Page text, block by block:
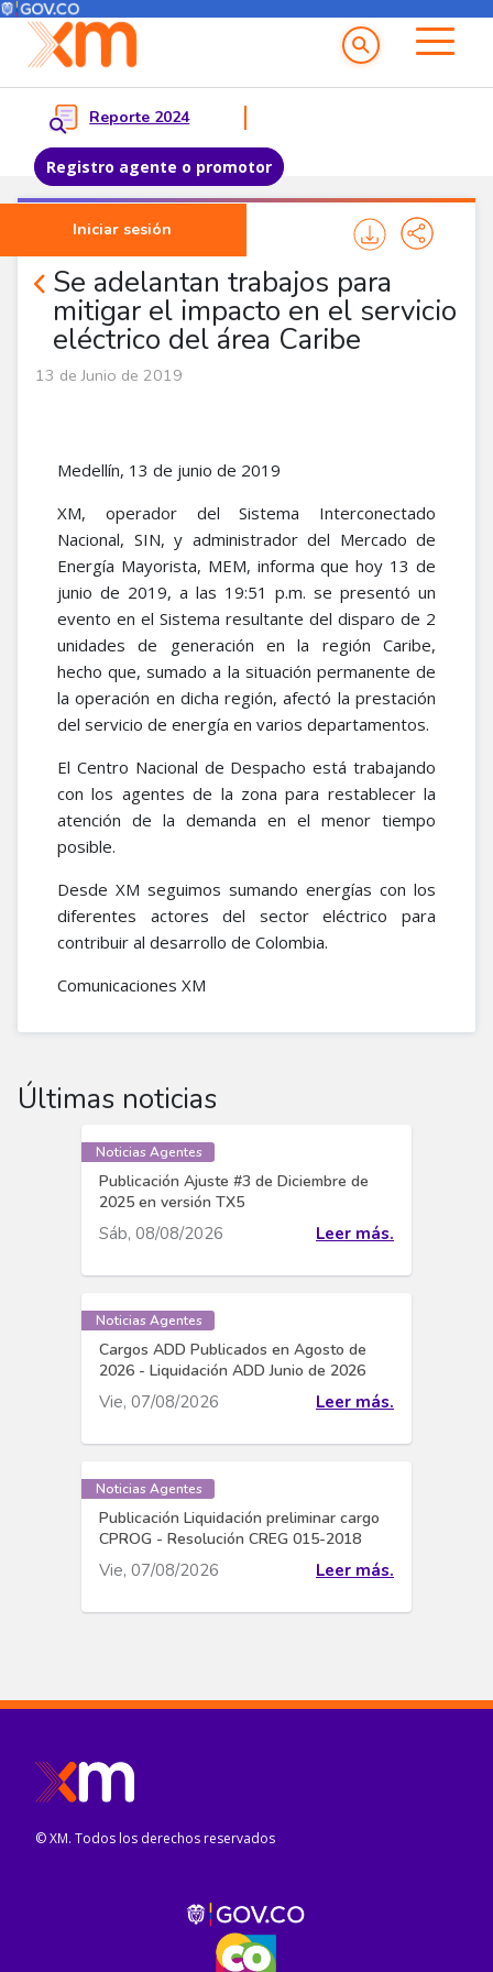
Pasar al contenido principal
Menú del Usuario
Reporte 2024
Registro agente o promotor
Iniciar sesión
Menu principal
Se adelantan trabajos para
mitigar el impacto en el servicio
eléctrico del área Caribe
Comunicados
13 de Junio de 2019
Medellín, 13 de junio de 2019
XM, operador del Sistema Interconectado
Nacional, SIN, y administrador del Mercado de
Energía Mayorista, MEM, informa que hoy 13 de
junio de 2019, a las 19:51 p.m. se presentó un
evento en el Sistema resultante del disparo de 2
unidades de generación en la región Caribe,
hecho que, sumado a la situación permanente de
la operación en dicha región, afectó la prestación
del servicio de energía en varios departamentos.
El Centro Nacional de Despacho está trabajando
con los agentes de la zona para restablecer la
atención de la demanda en el menor tiempo
posible.
Desde XM seguimos sumando energías con los
diferentes actores del sector eléctrico para
contribuir al desarrollo de Colombia.
Comunicaciones XM
Últimas noticias
Noticias Agentes
Publicación Ajuste #3 de Diciembre de
2025 en versión TX5
Sáb, 08/08/2026 Leer más.
Noticias Agentes
Cargos ADD Publicados en Agosto de
2026 - Liquidación ADD Junio de 2026
Vie, 07/08/2026 Leer más.
Noticias Agentes
Publicación Liquidación preliminar cargo
CPROG - Resolución CREG 015-2018
Vie, 07/08/2026 Leer más.
© XM. Todos los derechos reservados